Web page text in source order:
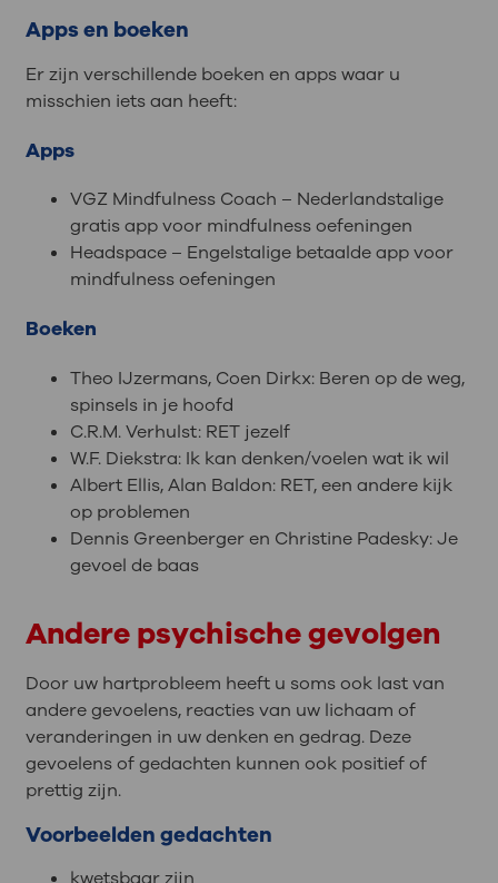
Apps en boeken
Er zijn verschillende boeken en apps waar u
misschien iets aan heeft:
Apps
VGZ Mindfulness Coach – Nederlandstalige
gratis app voor mindfulness oefeningen
Headspace – Engelstalige betaalde app voor
mindfulness oefeningen
Boeken
Theo IJzermans, Coen Dirkx: Beren op de weg,
spinsels in je hoofd
C.R.M. Verhulst: RET jezelf
W.F. Diekstra: Ik kan denken/voelen wat ik wil
Albert Ellis, Alan Baldon: RET, een andere kijk
op problemen
Dennis Greenberger en Christine Padesky: Je
gevoel de baas
Andere psychische gevolgen
Door uw hartprobleem heeft u soms ook last van
andere gevoelens, reacties van uw lichaam of
veranderingen in uw denken en gedrag. Deze
gevoelens of gedachten kunnen ook positief of
prettig zijn.
Voorbeelden gedachten